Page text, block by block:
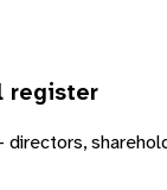
register